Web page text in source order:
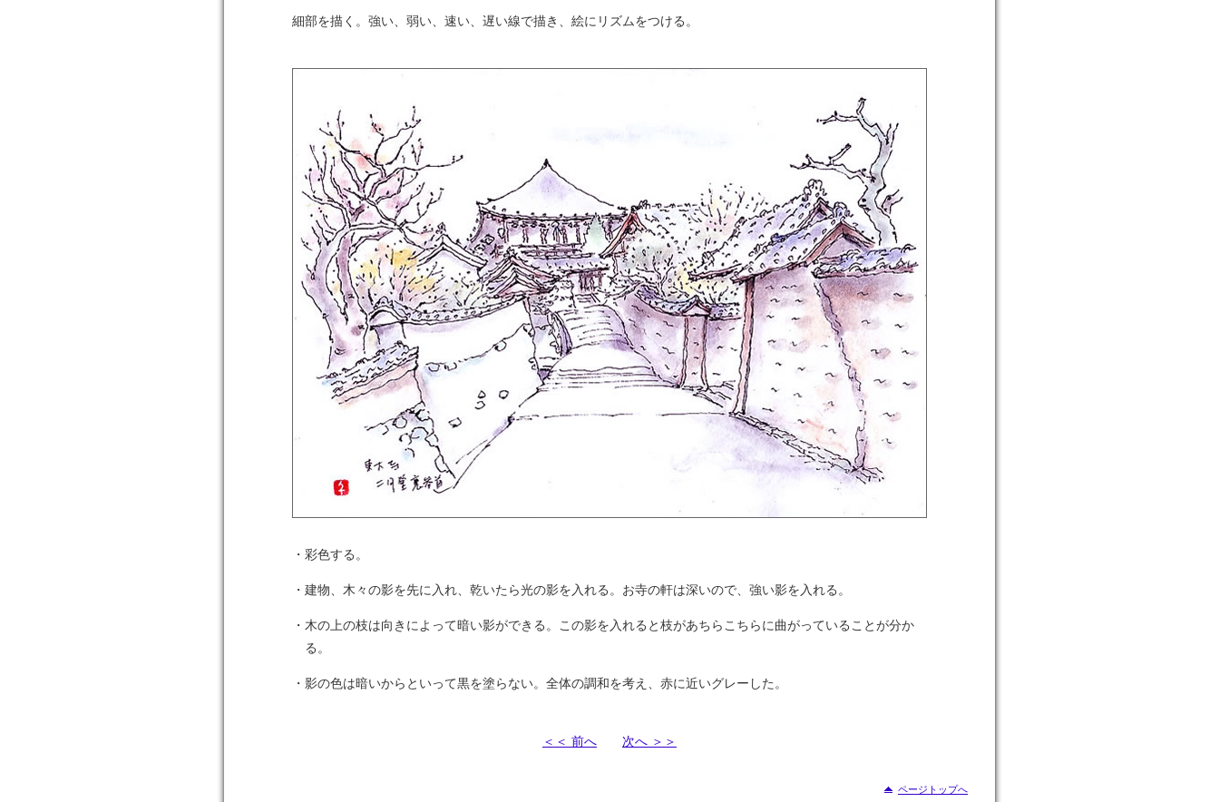
細部を描く。強い、弱い、速い、遅い線で描き、絵にリズムをつける。
・彩色する。
・建物、木々の影を先に入れ、乾いたら光の影を入れる。お寺の軒は深いので、強い影を入れる。
・木の上の枝は向きによって暗い影ができる。この影を入れると枝があちらこちらに曲がっていることが分か
る。
・影の色は暗いからといって黒を塗らない。全体の調和を考え、赤に近いグレーした。
＜＜ 前へ 次へ ＞＞
ページトップへ